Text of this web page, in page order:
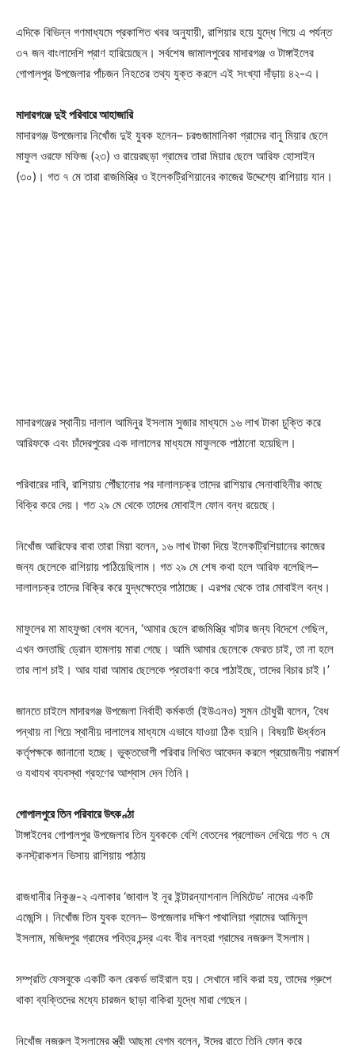
এদিকে বিভিন্ন গণমাধ্যমে প্রকাশিত খবর অনুযায়ী, রাশিয়ার হয়ে যুদ্ধে গিয়ে এ পর্যন্ত
৩৭ জন বাংলাদেশি প্রাণ হারিয়েছেন। সর্বশেষ জামালপুরের মাদারগঞ্জ ও টাঙ্গাইলের
গোপালপুর উপজেলার পাঁচজন নিহতের তথ্য যুক্ত করলে এই সংখ্যা দাঁড়ায় ৪২-এ।
মাদারগঞ্জে দুই পরিবারে আহাজারি
মাদারগঞ্জ উপজেলার নিখোঁজ দুই যুবক হলেন– চরগুজামানিকা গ্রামের বানু মিয়ার ছেলে
মাফুল ওরফে মফিজ (২৩) ও রায়েরছড়া গ্রামের তারা মিয়ার ছেলে আরিফ হোসাইন
(৩০)। গত ৭ মে তারা রাজমিস্ত্রি ও ইলেকট্রিশিয়ানের কাজের উদ্দেশ্যে রাশিয়ায় যান।
মাদারগঞ্জের স্থানীয় দালাল আমিনুর ইসলাম সুজার মাধ্যমে ১৬ লাখ টাকা চুক্তি করে
আরিফকে এবং চাঁদেরপুরের এক দালালের মাধ্যমে মাফুলকে পাঠানো হয়েছিল।
পরিবারের দাবি, রাশিয়ায় পৌঁছানোর পর দালালচক্র তাদের রাশিয়ার সেনাবাহিনীর কাছে
বিক্রি করে দেয়। গত ২৯ মে থেকে তাদের মোবাইল ফোন বন্ধ রয়েছে।
নিখোঁজ আরিফের বাবা তারা মিয়া বলেন, ১৬ লাখ টাকা দিয়ে ইলেকট্রিশিয়ানের কাজের
জন্য ছেলেকে রাশিয়ায় পাঠিয়েছিলাম। গত ২৯ মে শেষ কথা হলে আরিফ বলেছিল–
দালালচক্র তাদের বিক্রি করে যুদ্ধক্ষেত্রে পাঠাচ্ছে। এরপর থেকে তার মোবাইল বন্ধ।
মাফুলের মা মাহফুজা বেগম বলেন, ‘আমার ছেলে রাজমিস্ত্রি খাটার জন্য বিদেশে গেছিল,
এখন শুনতাছি ড্রোন হামলায় মারা গেছে। আমি আমার ছেলেকে ফেরত চাই, তা না হলে
তার লাশ চাই। আর যারা আমার ছেলেকে প্রতারণা করে পাঠাইছে, তাদের বিচার চাই।’
জানতে চাইলে মাদারগঞ্জ উপজেলা নির্বাহী কর্মকর্তা (ইউএনও) সুমন চৌধুরী বলেন, ‘বৈধ
পন্থায় না গিয়ে স্থানীয় দালালের মাধ্যমে এভাবে যাওয়া ঠিক হয়নি। বিষয়টি ঊর্ধ্বতন
কর্তৃপক্ষকে জানানো হচ্ছে। ভুক্তভোগী পরিবার লিখিত আবেদন করলে প্রয়োজনীয় পরামর্শ
ও যথাযথ ব্যবস্থা গ্রহণের আশ্বাস দেন তিনি।
গোপালপুরে তিন পরিবারে উৎকণ্ঠা
টাঙ্গাইলের গোপালপুর উপজেলার তিন যুবককে বেশি বেতনের প্রলোভন দেখিয়ে গত ৭ মে
কনস্ট্রাকশন ভিসায় রাশিয়ায় পাঠায়
রাজধানীর নিকুঞ্জ-২ এলাকার ‘জাবাল ই নূর ইন্টারন্যাশনাল লিমিটেড’ নামের একটি
এজেন্সি। নিখোঁজ তিন যুবক হলেন– উপজেলার দক্ষিণ পাথালিয়া গ্রামের আমিনুল
ইসলাম, মজিদপুর গ্রামের পবিত্র চন্দ্র এবং বীর নলহরা গ্রামের নজরুল ইসলাম।
সম্প্রতি ফেসবুকে একটি কল রেকর্ড ভাইরাল হয়। সেখানে দাবি করা হয়, তাদের গ্রুপে
থাকা ব্যক্তিদের মধ্যে চারজন ছাড়া বাকিরা যুদ্ধে মারা গেছেন।
নিখোঁজ নজরুল ইসলামের স্ত্রী আছমা বেগম বলেন, ঈদের রাতে তিনি ফোন করে